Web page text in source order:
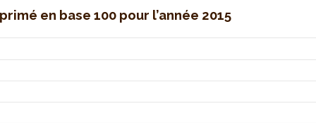
en base 100 pour l’année 2015
du nombre d'entreprises employeuses pour les trois
with 3 lines.
has 1 X axis displaying categories. Data range: 10
has 1 Y axis displaying . Data ranges from 100 to 119.4.